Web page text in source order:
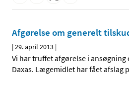
Afgørelse om generelt
|29. april 2013 |
Vi har truffet afgørelse i
Daxas. Lægemidlet har fået afslag